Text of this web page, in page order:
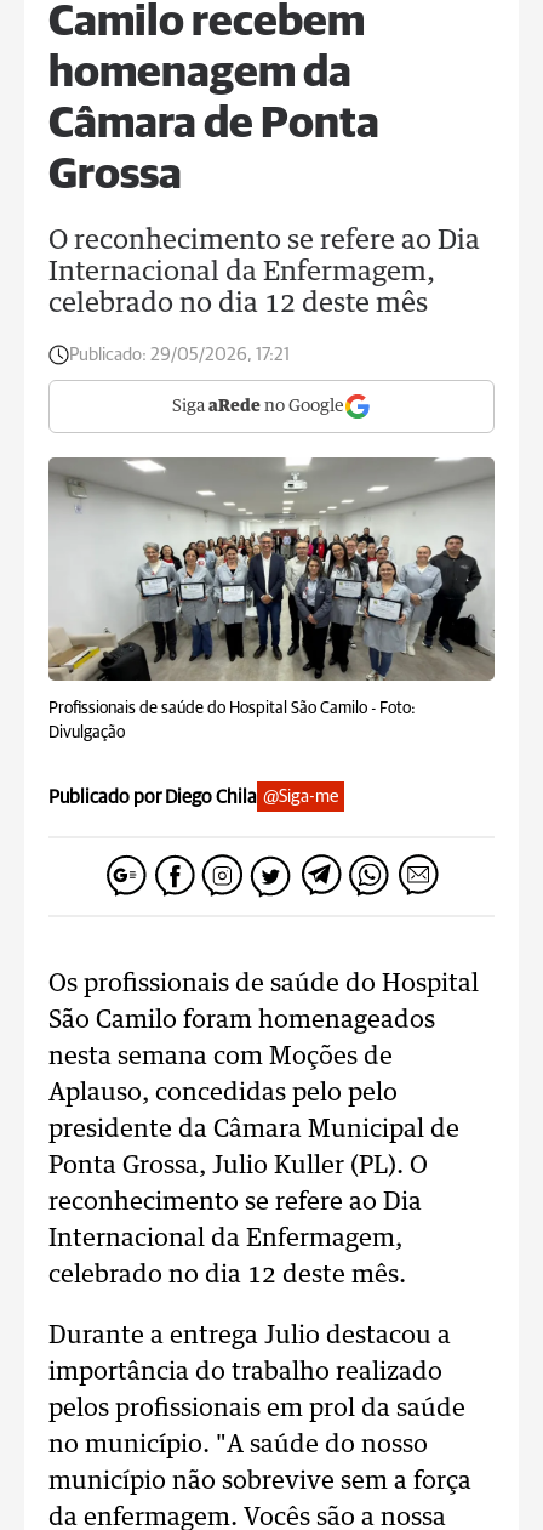
Camilo recebem
homenagem da
Câmara de Ponta
Grossa
O reconhecimento se refere ao Dia
Internacional da Enfermagem,
celebrado no dia 12 deste mês
Publicado: 29/05/2026, 17:21
Siga aRede no Google
Profissionais de saúde do Hospital São Camilo - Foto:
Divulgação
Publicado por Diego Chila @Siga-me
Os profissionais de saúde do Hospital
São Camilo foram homenageados
nesta semana com Moções de
Aplauso, concedidas pelo pelo
presidente da Câmara Municipal de
Ponta Grossa, Julio Kuller (PL). O
reconhecimento se refere ao Dia
Internacional da Enfermagem,
celebrado no dia 12 deste mês.
Durante a entrega Julio destacou a
importância do trabalho realizado
pelos profissionais em prol da saúde
no município. "A saúde do nosso
município não sobrevive sem a força
da enfermagem. Vocês são a nossa